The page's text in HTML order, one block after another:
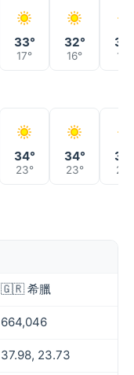
33°
17°
32°
16° 17°
34°
23°
34°
23° 23°
🇬🇷 希臘
664,046
37.98, 23.73